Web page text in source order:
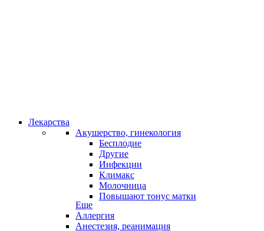
Лекарства
Акушерство, гинекология
Бесплодие
Другие
Инфекции
Климакс
Молочница
Повышают тонус матки
Еще
Аллергия
Анестезия, реанимация